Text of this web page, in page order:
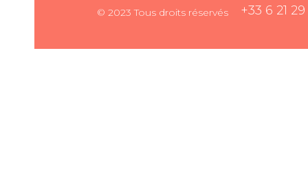
© 2023 Tous droits réservés +33 6 21 29